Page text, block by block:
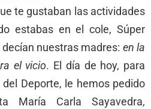
te gustaban las actividades
estabas en el cole, Súper
nuestras madres: en la
el vicio. El día de hoy, para
Deporte, le hemos pedido
María Carla Sayavedra,